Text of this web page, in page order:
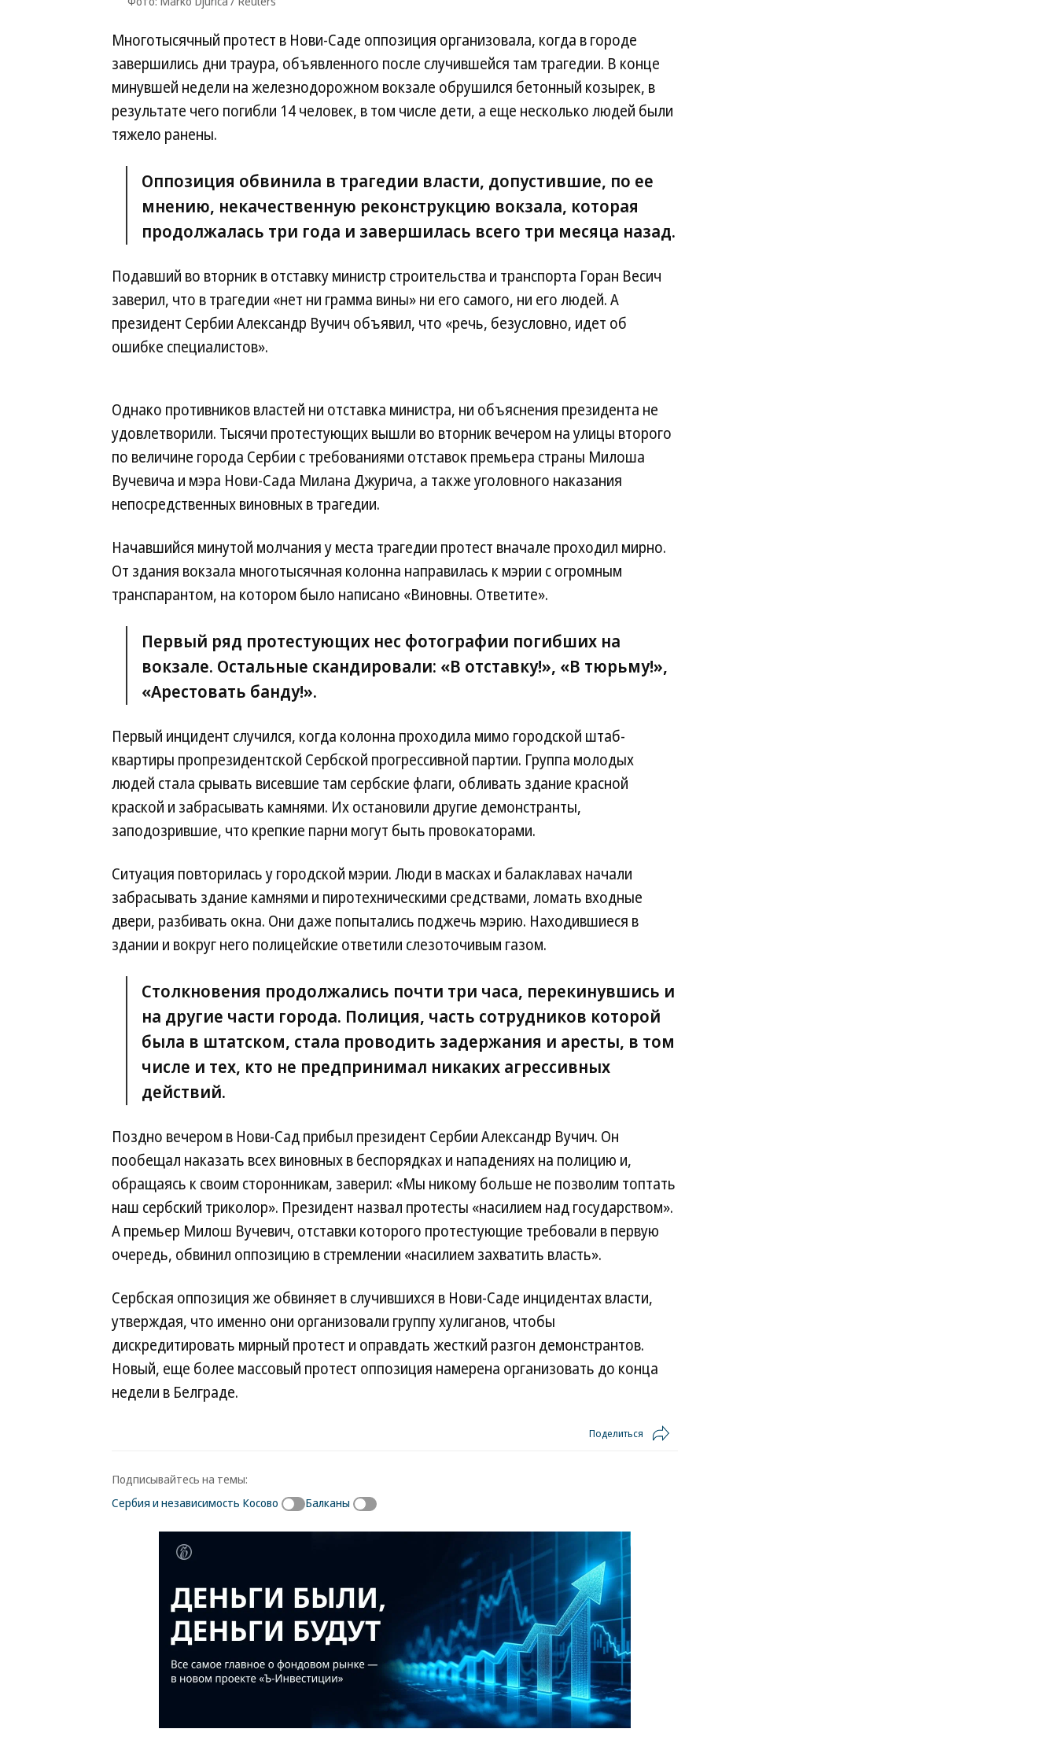
Многотысячный протест в Нови-Саде оппозиция организовала, когда в городе
завершились дни траура, объявленного после случившейся там трагедии. В конце
минувшей недели на железнодорожном вокзале обрушился бетонный козырек, в
результате чего погибли 14 человек, в том числе дети, а еще несколько людей были
тяжело ранены.
Оппозиция обвинила в трагедии власти, допустившие, по ее
мнению, некачественную реконструкцию вокзала, которая
продолжалась три года и завершилась всего три месяца назад.
Подавший во вторник в отставку министр строительства и транспорта Горан Весич
заверил, что в трагедии «нет ни грамма вины» ни его самого, ни его людей. А
президент Сербии Александр Вучич объявил, что «речь, безусловно, идет об
ошибке специалистов».
Однако противников властей ни отставка министра, ни объяснения президента не
удовлетворили. Тысячи протестующих вышли во вторник вечером на улицы второго
по величине города Сербии с требованиями отставок премьера страны Милоша
Вучевича и мэра Нови-Сада Милана Джурича, а также уголовного наказания
непосредственных виновных в трагедии.
Начавшийся минутой молчания у места трагедии протест вначале проходил мирно.
От здания вокзала многотысячная колонна направилась к мэрии с огромным
транспарантом, на котором было написано «Виновны. Ответите».
Первый ряд протестующих нес фотографии погибших на
вокзале. Остальные скандировали: «В отставку!», «В тюрьму!»,
«Арестовать банду!».
Первый инцидент случился, когда колонна проходила мимо городской штаб-
квартиры пропрезидентской Сербской прогрессивной партии. Группа молодых
людей стала срывать висевшие там сербские флаги, обливать здание красной
краской и забрасывать камнями. Их остановили другие демонстранты,
заподозрившие, что крепкие парни могут быть провокаторами.
Ситуация повторилась у городской мэрии. Люди в масках и балаклавах начали
забрасывать здание камнями и пиротехническими средствами, ломать входные
двери, разбивать окна. Они даже попытались поджечь мэрию. Находившиеся в
здании и вокруг него полицейские ответили слезоточивым газом.
Столкновения продолжались почти три часа, перекинувшись и
на другие части города. Полиция, часть сотрудников которой
была в штатском, стала проводить задержания и аресты, в том
числе и тех, кто не предпринимал никаких агрессивных
действий.
Поздно вечером в Нови-Сад прибыл президент Сербии Александр Вучич. Он
пообещал наказать всех виновных в беспорядках и нападениях на полицию и,
обращаясь к своим сторонникам, заверил: «Мы никому больше не позволим топтать
наш сербский триколор». Президент назвал протесты «насилием над государством».
А премьер Милош Вучевич, отставки которого протестующие требовали в первую
очередь, обвинил оппозицию в стремлении «насилием захватить власть».
Сербская оппозиция же обвиняет в случившихся в Нови-Саде инцидентах власти,
утверждая, что именно они организовали группу хулиганов, чтобы
дискредитировать мирный протест и оправдать жесткий разгон демонстрантов.
Новый, еще более массовый протест оппозиция намерена организовать до конца
недели в Белграде.
Поделиться
Подписывайтесь на темы:
Сербия и независимость Косово
Балканы